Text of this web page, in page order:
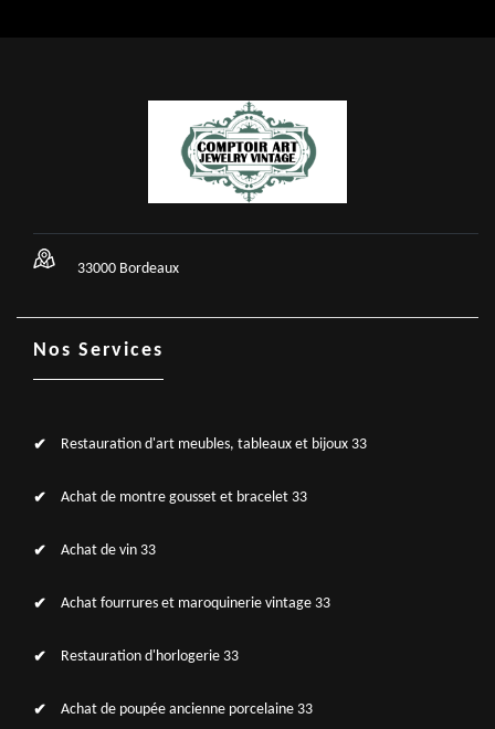
33000 Bordeaux
Nos Services
Restauration d'art meubles, tableaux et bijoux 33
Achat de montre gousset et bracelet 33
Achat de vin 33
Achat fourrures et maroquinerie vintage 33
Restauration d'horlogerie 33
Achat de poupée ancienne porcelaine 33